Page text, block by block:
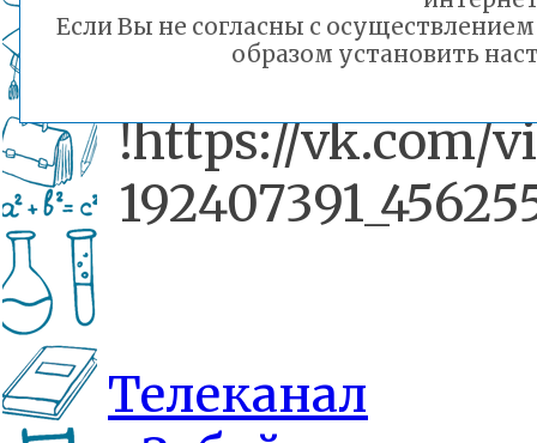
узнавайте в
!https://vk.com/
Телеканал
Если Вы не согласны с
образом установить